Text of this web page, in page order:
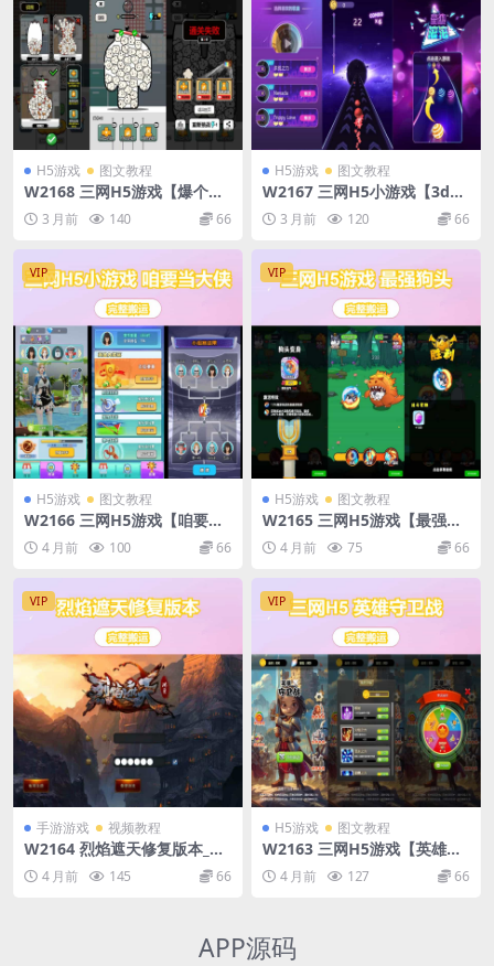
H5游戏 图文教程
W2168 三网H5游戏【爆个爆
米花】Linux手工服务端+安卓
3 月前 140 66
H5游戏 图文教程
W2167 三网H5小游戏【3d音
乐球】最新整理Linux手工服
务端+安卓
3 月前 120 66
VIP
H5游戏 图文教程
W2166 三网H5游戏【咱要当
大侠】最新整理Linux手工服
务端4 月前 100 66
VIP
H5游戏 图文教程
W2165 三网H5游戏【最强狗
头】最新整理Linux手工服务
端+安卓
4 月前 75 66
VIP
手游游戏 视频教程
W2164 烈焰遮天修复版本_典
藏版角色扮演剧情任务传奇手
游_打包Wn服务端_通用视频
4 月前 145 66
VIP
H5游戏 图文教程
W2163 三网H5游戏【英雄守
卫战】最新整理Linux手工服
务端+安卓
4 月前 127 66
APP源码